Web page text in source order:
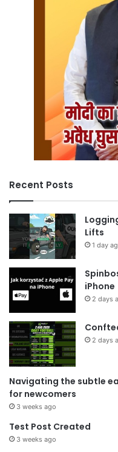
Recent Posts
Lifts
1 day
iPhone
2 days
2 days
Navigating the subtle
for newcomers
3 weeks ago
Test Post Created
3 weeks ago